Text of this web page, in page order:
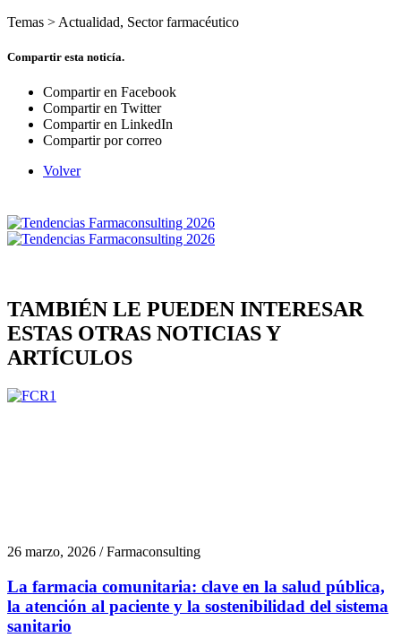
Temas > Actualidad, Sector farmacéutico
Compartir esta noticía.
Compartir en Facebook
Compartir en Twitter
Compartir en LinkedIn
Compartir por correo
Volver
TAMBIÉN LE PUEDEN INTERESAR
ESTAS OTRAS NOTICIAS Y
ARTÍCULOS
26 marzo, 2026 / Farmaconsulting
La farmacia comunitaria: clave en la salud pública,
la atención al paciente y la sostenibilidad del sistema
sanitario